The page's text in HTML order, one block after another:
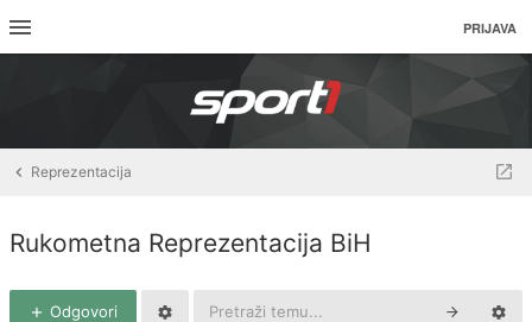
PRIJAVA
Reprezentacija
Rukometna Reprezentacija BiH
Odgovori